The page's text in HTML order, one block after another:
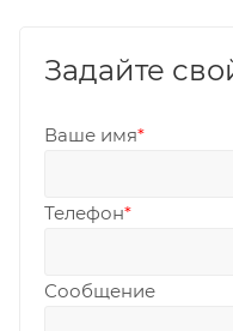
Задайте
Ваше имя*
Телефон*
Сообщение